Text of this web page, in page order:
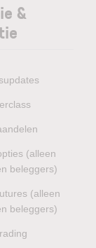
&
(alleen
beleggers)
(alleen
beleggers)